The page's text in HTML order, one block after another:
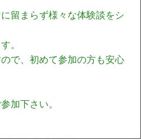
留まらず様々な体験談をシ
。
で、初めて参加の方も安心
加下さい。